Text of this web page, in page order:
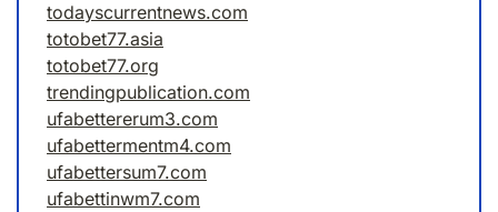
todayscurrentnews.com
totobet77.asia
totobet77.org
trendingpublication.com
ufabettererum3.com
ufabettermentm4.com
ufabettersum7.com
ufabettinwm7.com